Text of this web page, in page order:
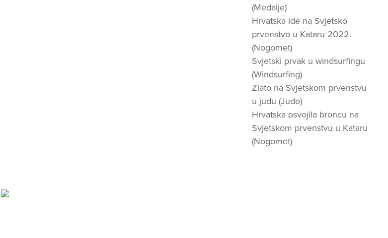
(Medalje)
Hrvatska ide na Svjetsko
prvenstvo u Kataru 2022.
(Nogomet)
Svjetski prvak u windsurfingu
(Windsurfing)
Zlato na Svjetskom prvenstvu
u judu (Judo)
Hrvatska osvojila broncu na
Svjetskom prvenstvu u Kataru
(Nogomet)